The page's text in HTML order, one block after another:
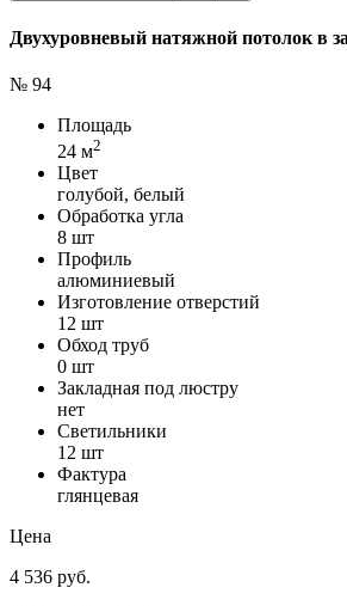
Двухуровневый натяжной потолок в
№ 94
Площадь
24 м2
Цвет
голубой, белый
Обработка угла
8 шт
Профиль
алюминиевый
Изготовление отверстий
12 шт
Обход труб
0 шт
Закладная под люстру
нет
Светильники
12 шт
Фактура
глянцевая
Цена
4 536 руб.